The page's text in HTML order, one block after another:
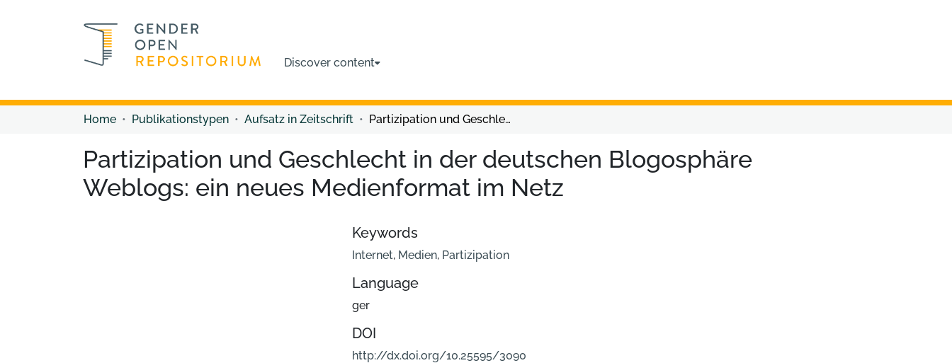
Discover content
Home Publikationstypen Aufsatz in Zeitschrift Partizipation und Geschlecht in der deutschen Blogosphäre Weblogs: ein neues Medienformat im Netz
Partizipation und Geschlecht in der deutschen Blogosphäre
Weblogs: ein neues Medienformat im Netz
Keywords
Internet, Medien, Partizipation
Language
ger
DOI
http://dx.doi.org/10.25595/3090